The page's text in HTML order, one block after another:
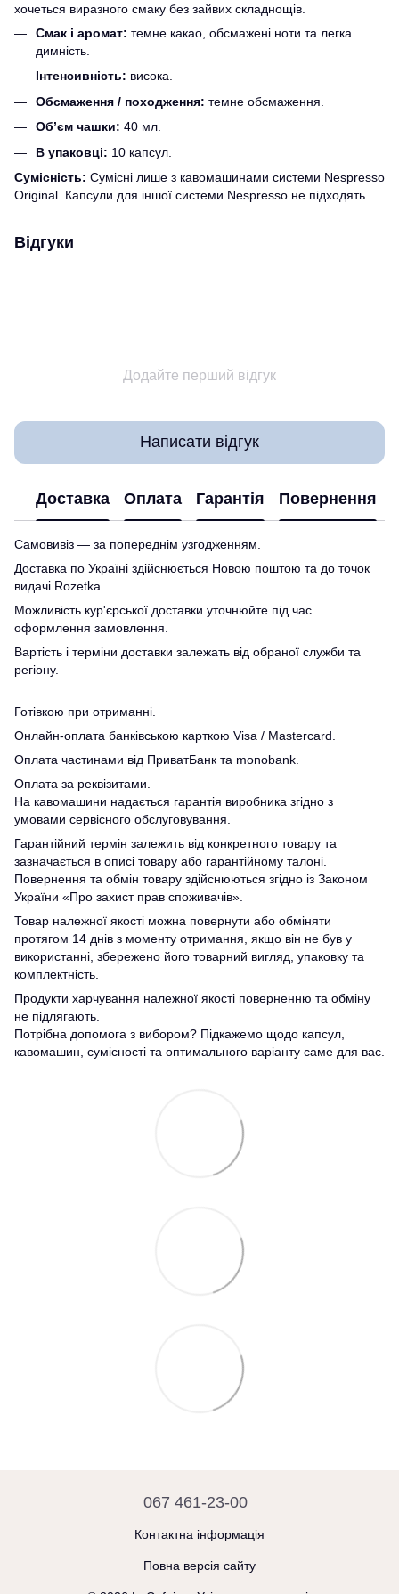
хочеться виразного смаку без зайвих складнощів.
Смак і аромат: темне какао, обсмажені ноти та легка
димність.
Інтенсивність: висока.
Обсмаження / походження: темне обсмаження.
Об’єм чашки: 40 мл.
В упаковці: 10 капсул.
Сумісність: Сумісні лише з кавомашинами системи Nespresso
Original. Капсули для іншої системи Nespresso не підходять.
Відгуки
Додайте перший відгук
Написати відгук
Доставка Оплата Гарантія Повернення
Самовивіз — за попереднім узгодженням.
Доставка по Україні здійснюється Новою поштою та до точок
видачі Rozetka.
Можливість кур'єрської доставки уточнюйте під час
оформлення замовлення.
Вартість і терміни доставки залежать від обраної служби та
регіону.
Готівкою при отриманні.
Онлайн-оплата банківською карткою Visa / Mastercard.
Оплата частинами від ПриватБанк та monobank.
Оплата за реквізитами.
На кавомашини надається гарантія виробника згідно з
умовами сервісного обслуговування.
Гарантійний термін залежить від конкретного товару та
зазначається в описі товару або гарантійному талоні.
Повернення та обмін товару здійснюються згідно із Законом
України «Про захист прав споживачів».
Товар належної якості можна повернути або обміняти
протягом 14 днів з моменту отримання, якщо він не був у
використанні, збережено його товарний вигляд, упаковку та
комплектність.
Продукти харчування належної якості поверненню та обміну
не підлягають.
Потрібна допомога з вибором? Підкажемо щодо капсул,
кавомашин, сумісності та оптимального варіанту саме для вас.
067 461-23-00
Контактна інформація
Повна версія сайту